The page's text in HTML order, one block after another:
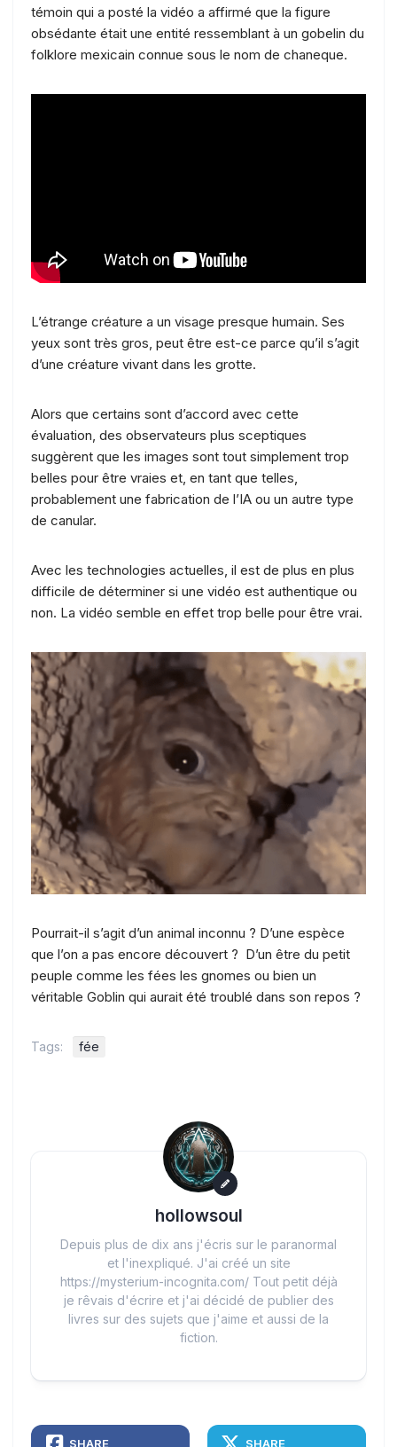
témoin qui a posté la vidéo a affirmé que la figure
obsédante était une entité ressemblant à un gobelin du
folklore mexicain connue sous le nom de chaneque.
L’étrange créature a un visage presque humain. Ses
yeux sont très gros, peut être est-ce parce qu’il s’agit
d’une créature vivant dans les grotte.
Alors que certains sont d’accord avec cette
évaluation, des observateurs plus sceptiques
suggèrent que les images sont tout simplement trop
belles pour être vraies et, en tant que telles,
probablement une fabrication de l’IA ou un autre type
de canular.
Avec les technologies actuelles, il est de plus en plus
difficile de déterminer si une vidéo est authentique ou
non. La vidéo semble en effet trop belle pour être vrai.
Pourrait-il s’agit d’un animal inconnu ? D’une espèce
que l’on a pas encore découvert ? D’un être du petit
peuple comme les fées les gnomes ou bien un
véritable Goblin qui aurait été troublé dans son repos ?
Tags: fée
hollowsoul
Depuis plus de dix ans j'écris sur le paranormal
et l'inexpliqué. J'ai créé un site
https://mysterium-incognita.com/ Tout petit déjà
je rêvais d'écrire et j'ai décidé de publier des
livres sur des sujets que j'aime et aussi de la
fiction.
SHARE SHARE